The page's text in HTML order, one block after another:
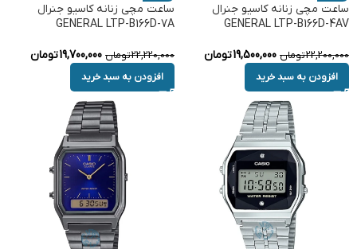
ساعت مچی زنانه کاسیو جنرال
GENERAL LTP-B166D-4AV
22,200,000تومان 19,500,000تومان
افزودن به سبد خرید
ساعت مچی زنانه کاسیو جنرال
GENERAL LTP-B166D-7A
22,220,000تومان 19,700,000تومان
افزودن به سبد خرید